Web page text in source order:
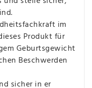
im
Produkt für
Geburtsgewicht
Beschwerden
sicher in er